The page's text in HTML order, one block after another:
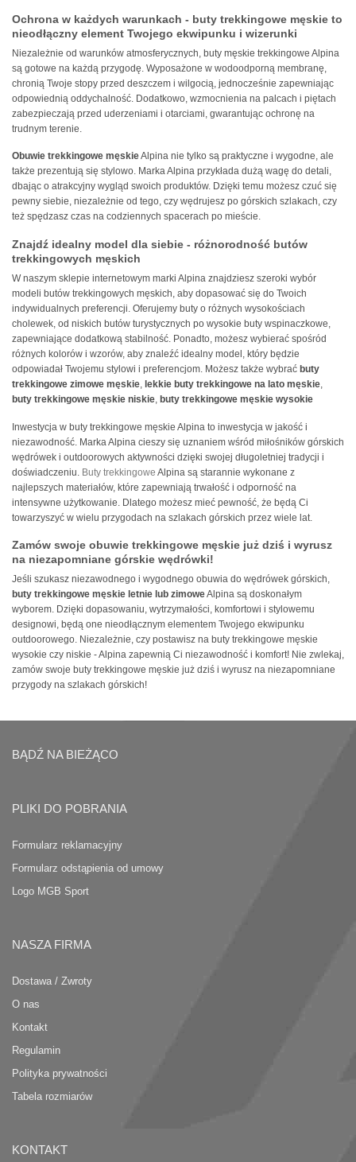
Ochrona w każdych warunkach - buty trekkingowe męskie to
nieodłączny element Twojego ekwipunku i wizerunki
Niezależnie od warunków atmosferycznych, buty męskie trekkingowe Alpina
są gotowe na każdą przygodę. Wyposażone w wodoodporną membranę,
chronią Twoje stopy przed deszczem i wilgocią, jednocześnie zapewniając
odpowiednią oddychalność. Dodatkowo, wzmocnienia na palcach i piętach
zabezpieczają przed uderzeniami i otarciami, gwarantując ochronę na
trudnym terenie.
Obuwie trekkingowe męskieAlpina nie tylko są praktyczne i wygodne, ale
także prezentują się stylowo. Marka Alpina przykłada dużą wagę do detali,
dbając o atrakcyjny wygląd swoich produktów. Dzięki temu możesz czuć się
pewny siebie, niezależnie od tego, czy wędrujesz po górskich szlakach, czy
też spędzasz czas na codziennych spacerach po mieście.
Znajdź idealny model dla siebie - różnorodność butów
trekkingowych męskich
W naszym sklepie internetowym marki Alpina znajdziesz szeroki wybór
modeli butów trekkingowych męskich, aby dopasować się do Twoich
indywidualnych preferencji. Oferujemy buty o różnych wysokościach
cholewek, od niskich butów turystycznych po wysokie buty wspinaczkowe,
zapewniające dodatkową stabilność. Ponadto, możesz wybierać spośród
różnych kolorów i wzorów, aby znaleźć idealny model, który będzie
odpowiadał Twojemu stylowi i preferencjom. Możesz także wybrać buty
trekkingowe zimowe męskie, lekkie buty trekkingowe na lato męskie,
buty trekkingowe męskie niskie, buty trekkingowe męskie wysokie
Inwestycja w buty trekkingowe męskie Alpina to inwestycja w jakość i
niezawodność. Marka Alpina cieszy się uznaniem wśród miłośników górskich
wędrówek i outdoorowych aktywności dzięki swojej długoletniej tradycji i
doświadczeniu. Buty trekkingowe Alpina są starannie wykonane z
najlepszych materiałów, które zapewniają trwałość i odporność na
intensywne użytkowanie. Dlatego możesz mieć pewność, że będą Ci
towarzyszyć w wielu przygodach na szlakach górskich przez wiele lat.
Zamów swoje obuwie trekkingowe męskie już dziś i wyrusz
na niezapomniane górskie wędrówki!
Jeśli szukasz niezawodnego i wygodnego obuwia do wędrówek górskich,
buty trekkingowe męskie letnie lub zimoweAlpina są doskonałym
wyborem. Dzięki dopasowaniu, wytrzymałości, komfortowi i stylowemu
designowi, będą one nieodłącznym elementem Twojego ekwipunku
outdoorowego. Niezależnie, czy postawisz na buty trekkingowe męskie
wysokie czy niskie - Alpina zapewnią Ci niezawodność i komfort! Nie zwlekaj,
zamów swoje buty trekkingowe męskie już dziś i wyrusz na niezapomniane
przygody na szlakach górskich!
BĄDŹ NA BIEŻĄCO
PLIKI DO POBRANIA
Formularz reklamacyjny
Formularz odstąpienia od umowy
Logo MGB Sport
NASZA FIRMA
Dostawa / Zwroty
O nas
Kontakt
Regulamin
Polityka prywatności
Tabela rozmiarów
KONTAKT